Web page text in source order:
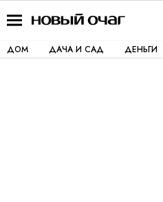
ДОМ ДАЧА И САД ДЕНЬГИ